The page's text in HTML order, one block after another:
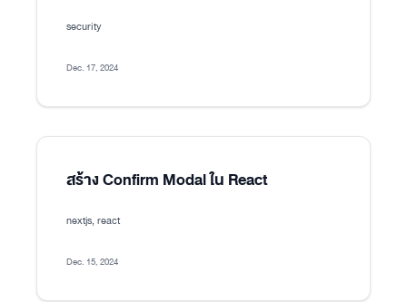
security
Dec. 17, 2024
สร้าง Confirm Modal ใน React
nextjs, react
Dec. 15, 2024